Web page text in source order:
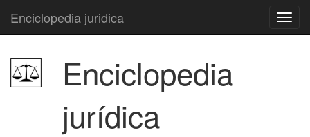
Enciclopedia juridica
Enciclopedia
jurídica